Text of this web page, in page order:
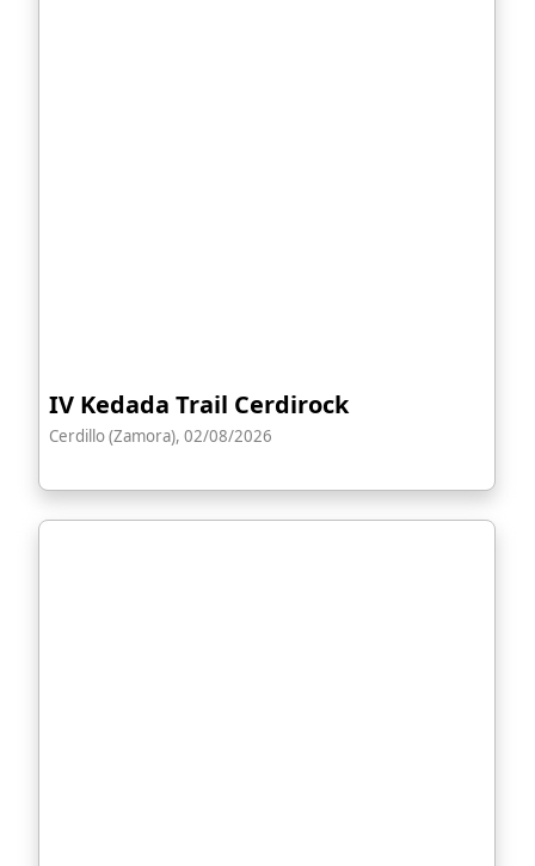
IV Kedada Trail Cerdirock
Cerdillo (Zamora), 02/08/2026